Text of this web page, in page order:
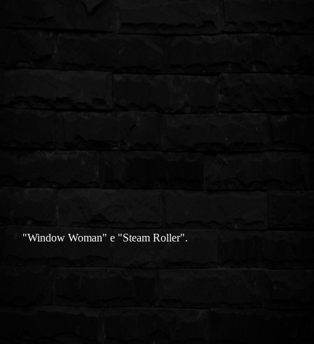
"Window Woman" e "Steam Roller".